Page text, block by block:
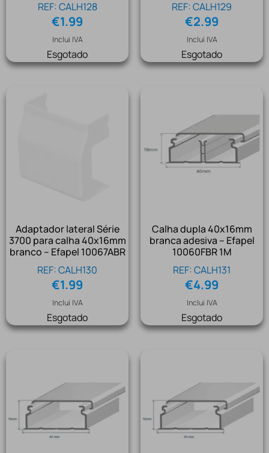
REF: CALH128
€1.99
Inclui IVA
Esgotado
REF: CALH129
€2.99
Inclui IVA
Esgotado
Adaptador lateral Série
3700 para calha 40x16mm
branco – Efapel 10067ABR
REF: CALH130
€1.99
Inclui IVA
Esgotado
Calha dupla 40x16mm
branca adesiva – Efapel
10060FBR 1M
REF: CALH131
€4.99
Inclui IVA
Esgotado